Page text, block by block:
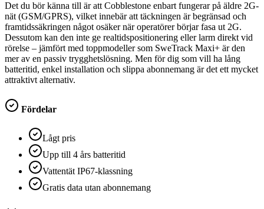
Det du bör känna till är att Cobblestone enbart fungerar på äldre 2G-
nät (GSM/GPRS), vilket innebär att täckningen är begränsad och
framtidssäkringen något osäker när operatörer börjar fasa ut 2G.
Dessutom kan den inte ge realtidspositionering eller larm direkt vid
rörelse – jämfört med toppmodeller som SweTrack Maxi+ är den
mer av en passiv trygghetslösning. Men för dig som vill ha lång
batteritid, enkel installation och slippa abonnemang är det ett mycket
attraktivt alternativ.
Fördelar
Lågt pris
Upp till 4 års batteritid
Vattentät IP67-klassning
Gratis data utan abonnemang